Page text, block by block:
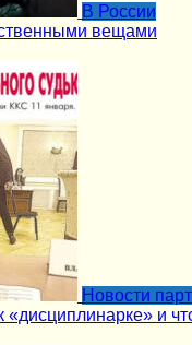
В России
вещами
Новости
и